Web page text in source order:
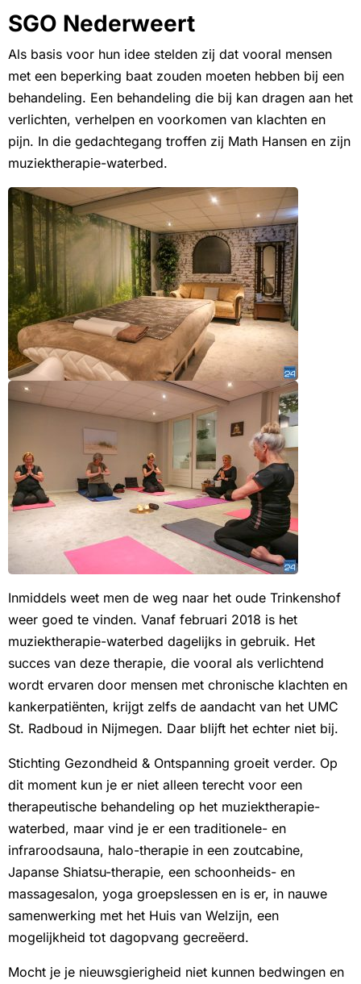
SGO Nederweert
Als basis voor hun idee stelden zij dat vooral mensen
met een beperking baat zouden moeten hebben bij een
behandeling. Een behandeling die bij kan dragen aan het
verlichten, verhelpen en voorkomen van klachten en
pijn. In die gedachtegang troffen zij Math Hansen en zijn
muziektherapie-waterbed.
Inmiddels weet men de weg naar het oude Trinkenshof
weer goed te vinden. Vanaf februari 2018 is het
muziektherapie-waterbed dagelijks in gebruik. Het
succes van deze therapie, die vooral als verlichtend
wordt ervaren door mensen met chronische klachten en
kankerpatiënten, krijgt zelfs de aandacht van het UMC
St. Radboud in Nijmegen. Daar blijft het echter niet bij.
Stichting Gezondheid & Ontspanning groeit verder. Op
dit moment kun je er niet alleen terecht voor een
therapeutische behandeling op het muziektherapie-
waterbed, maar vind je er een traditionele- en
infraroodsauna, halo-therapie in een zoutcabine,
Japanse Shiatsu-therapie, een schoonheids- en
massagesalon, yoga groepslessen en is er, in nauwe
samenwerking met het Huis van Welzijn, een
mogelijkheid tot dagopvang gecreëerd.
Mocht je je nieuwsgierigheid niet kunnen bedwingen en